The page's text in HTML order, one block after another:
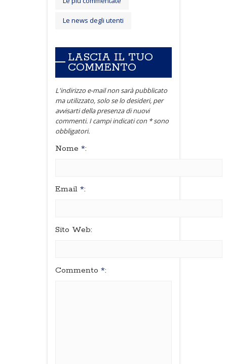
Le news degli utenti
LASCIA IL TUO
COMMENTO
L'indirizzo e-mail non sarà pubblicato
ma utilizzato, solo se lo desideri, per
avvisarti della presenza di nuovi
commenti. I campi indicati con * sono
obbligatori.
Nome *:
Email *:
Sito Web:
Commento *: